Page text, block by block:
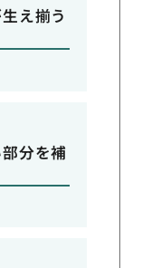
え揃う
分を補